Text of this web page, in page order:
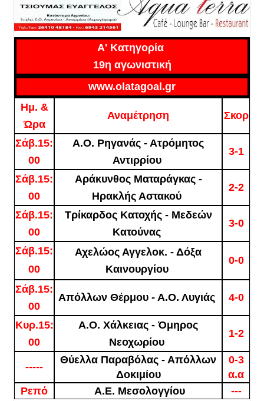
A' Κατηγορία
19η αγωνιστική
www.olatagoal.gr
Ημ. &
Ώρα
Αναμέτρηση Σκορ
Σάβ.15:
00
Α.Ο. Ρηγανάς - Ατρόμητος
Αντιρρίου
3-1
Σάβ.15:
00
Αράκυνθος Ματαράγκας -
Ηρακλής Αστακού
2-2
Σάβ.15:
00
Τρίκαρδος Κατοχής - Μεδεών
Κατούνας
3-0
Σάβ.15:
00
Αχελώος Αγγελοκ. - Δόξα
Καινουργίου
0-0
Σάβ.15:
00
Απόλλων Θέρμου - Α.Ο. Λυγιάς 4-0
Κυρ.15:
00
Α.Ο. Χάλκειας - Όμηρος
Νεοχωρίου
1-2
-----
Θύελλα Παραβόλας - Απόλλων
Δοκιμίου
0-3
α.α
Ρεπό
Α.Ε. Μεσολογγίου ---